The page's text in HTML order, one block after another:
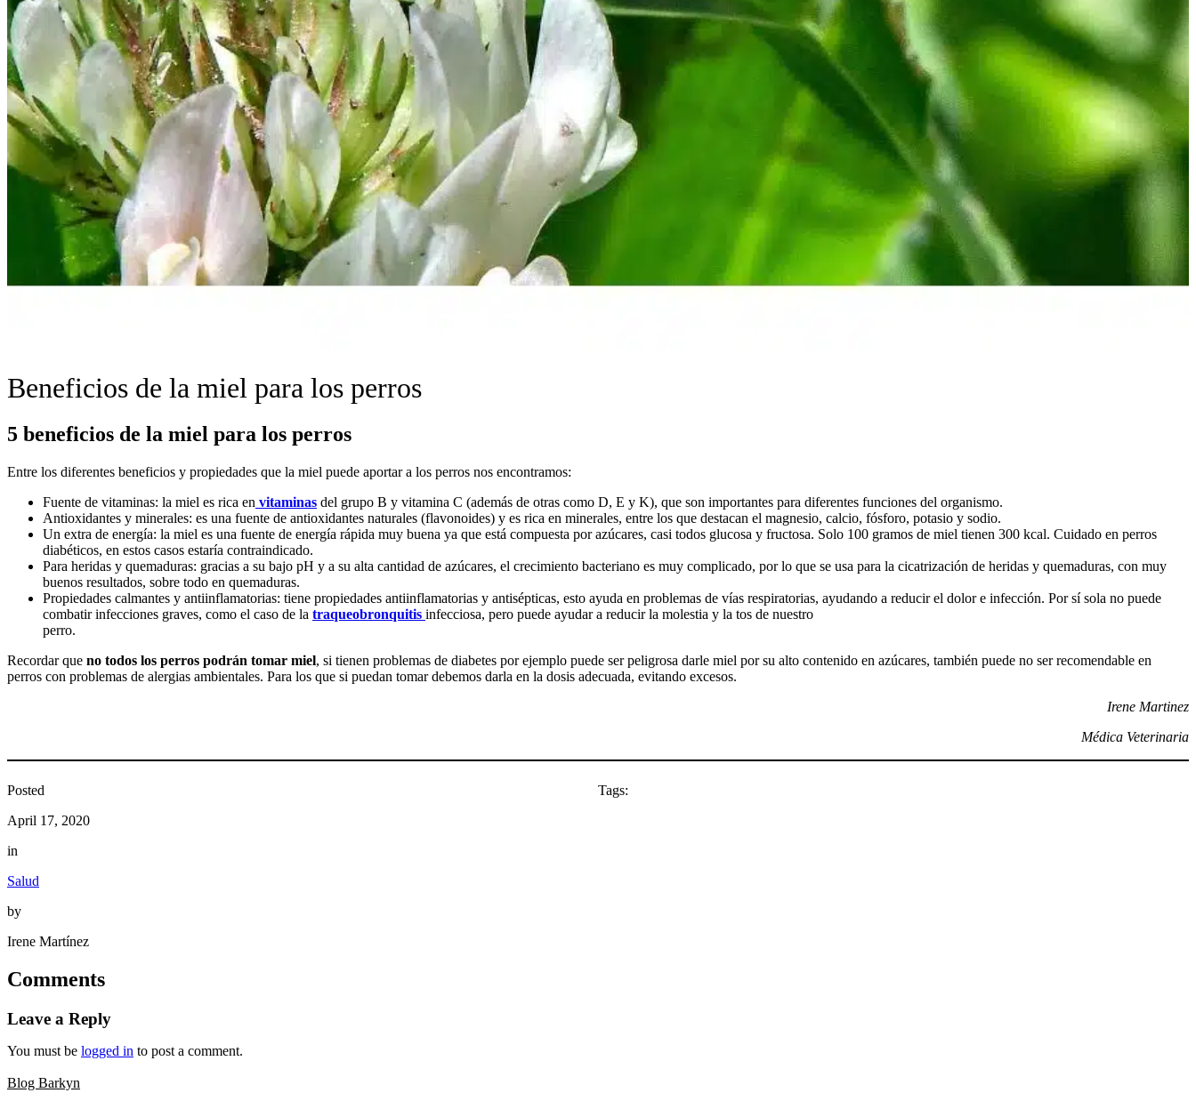
Beneficios de la miel para los perros
5 beneficios de la miel para los perros
Entre los diferentes beneficios y propiedades que la miel puede aportar a los perros nos encontramos:
Fuente de vitaminas: la miel es rica en vitaminas del grupo B y vitamina C (además de otras como D, E y K), que son importantes para diferentes funciones del organismo.
Antioxidantes y minerales: es una fuente de antioxidantes naturales (flavonoides) y es rica en minerales, entre los que destacan el magnesio, calcio, fósforo, potasio y sodio.
Un extra de energía: la miel es una fuente de energía rápida muy buena ya que está compuesta por azúcares, casi todos glucosa y fructosa. Solo 100 gramos de miel tienen 300 kcal. Cuidado en perros
diabéticos, en estos casos estaría contraindicado.
Para heridas y quemaduras: gracias a su bajo pH y a su alta cantidad de azúcares, el crecimiento bacteriano es muy complicado, por lo que se usa para la cicatrización de heridas y quemaduras, con muy
buenos resultados, sobre todo en quemaduras.
Propiedades calmantes y antiinflamatorias: tiene propiedades antiinflamatorias y antisépticas, esto ayuda en problemas de vías respiratorias, ayudando a reducir el dolor e infección. Por sí sola no puede
combatir infecciones graves, como el caso de la traqueobronquitis infecciosa, pero puede ayudar a reducir la molestia y la tos de nuestro
perro.
Recordar que no todos los perros podrán tomar miel, si tienen problemas de diabetes por ejemplo puede ser peligrosa darle miel por su alto contenido en azúcares, también puede no ser recomendable en
perros con problemas de alergias ambientales. Para los que si puedan tomar debemos darla en la dosis adecuada, evitando excesos.
Irene Martinez
Médica Veterinaria
Posted
April 17, 2020
in
Salud
by
Irene Martínez
Tags:
Comments
Leave a Reply
You must be logged in to post a comment.
Blog Barkyn